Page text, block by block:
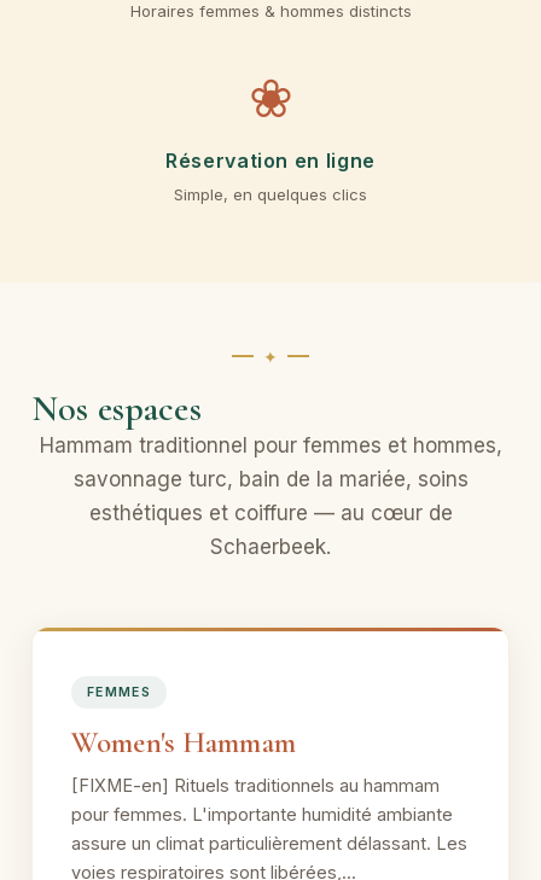
Horaires femmes & hommes distincts
❀
Réservation en ligne
Simple, en quelques clics
Nos espaces
Hammam traditionnel pour femmes et hommes,
savonnage turc, bain de la mariée, soins
esthétiques et coiffure — au cœur de
Schaerbeek.
FEMMES
Women's Hammam
[FIXME-en] Rituels traditionnels au hammam
pour femmes. L'importante humidité ambiante
assure un climat particulièrement délassant. Les
voies respiratoires sont libérées,...